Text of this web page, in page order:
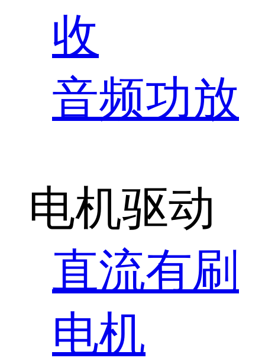
收
音频功放
电机驱动
直流有刷
电机